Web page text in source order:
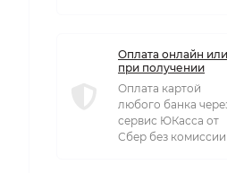
Оплата онлайн или
при получении
Оплата картой
любого банка
сервис ЮКасса от
Сбер без комиссии